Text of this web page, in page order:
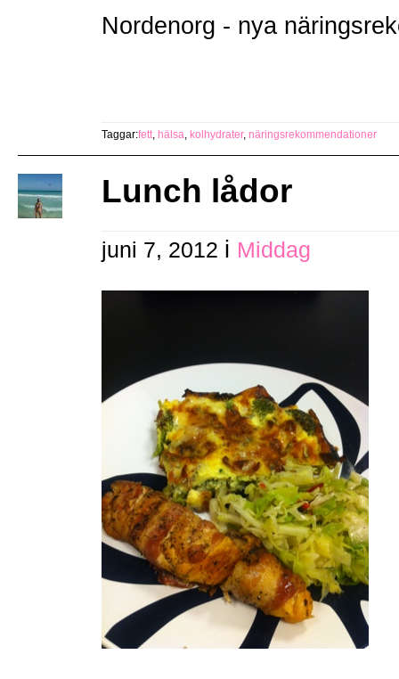
Nordenorg - nya
Taggar:fett, hälsa, kolhydrater, näringsrekommendationer
Lunch lådor
juni 7, 2012 i Middag